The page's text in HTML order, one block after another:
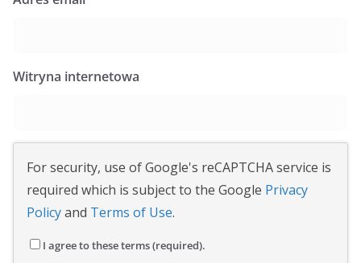
Witryna internetowa
For security, use of Google's reCAPTCHA service is
required which is subject to the Google Privacy
Policyand Terms of Use.
I agree to these terms (required).